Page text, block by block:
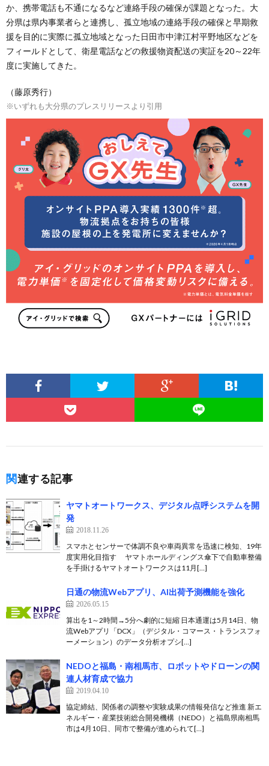
か、携帯電話も不通になるなど連絡手段の確保が課題となった。大
分県は県内事業者らと連携し、孤立地域の連絡手段の確保と早期救
援を目的に実際に孤立地域となった日田市中津江村平野地区などを
フィールドとして、衛星電話などの救援物資配送の実証を20～22年
度に実施してきた。
（藤原秀行）
※いずれも大分県のプレスリリースより引用
関連する記事
ヤマトオートワークス、デジタル点呼システムを開
発
2018.11.26
スマホとセンサーで体調不良や車両異常を迅速に検知、19年
度実用化目指す ヤマトホールディングス傘下で自動車整備
を手掛けるヤマトオートワークスは11月[…]
日通の物流Webアプリ、AI出荷予測機能を強化
2026.05.15
算出を1～2時間→5分へ劇的に短縮 日本通運は5月14日、物
流Webアプリ「DCX」（デジタル・コマース・トランスフォ
ーメーション）のデータ分析オプシ[…]
NEDOと福島・南相馬市、ロボットやドローンの関
連人材育成で協力
2019.04.10
協定締結、関係者の調整や実験成果の情報発信など推進 新エ
ネルギー・産業技術総合開発機構（NEDO）と福島県南相馬
市は4月10日、同市で整備が進められて[…]